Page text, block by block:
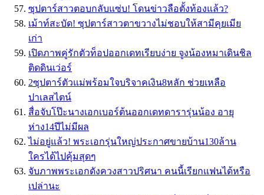
ซุปตาร์สาวตอบกลับแซ่บ! โดนข่าวลือตั้งท้องแล้ว?
เม้าท์สะบัด! ซุปตาร์สาวตาขวางไม่ชอบให้สามีคุยเมีย
เก่า
เปิดภาพคู่รักตัวท็อปออกเดทเรียบง่าย จูงน้องหมาเดินชิล
ติดดินเว่อร์
2ซุปตาร์ตัวแม่พร้อมใจบริจาคเงิน8หลัก ช่วยเหลือ
ปาเลสไตน์
สื่อจับโป๊ะนางเอกเบอร์ต้นออกเดทดารารุ่นน้อง อายุ
ห่าง14ปีไม่มีผล
ไม่อยู่แล้ว! พระเอกรุ่นใหญ่ประกาศขายบ้าน130ล้าน
ใครได้ไปคุ้มสุดๆ
จับภาพพระเอกดังควงสาวปริศนา คนนี้เรียกแฟนได้หรือ
เปล่านะ